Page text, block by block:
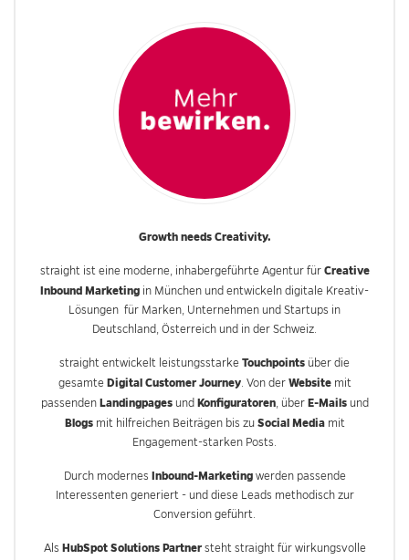
Growth needs Creativity.
straight ist eine moderne, inhabergeführte Agentur für Creative
Inbound Marketing in München und entwickeln digitale Kreativ-
Lösungen für Marken, Unternehmen und Startups in
Deutschland, Österreich und in der Schweiz.
straight entwickelt leistungsstarke Touchpoints über die
gesamte Digital Customer Journey. Von der Websitemit
passenden Landingpagesund Konfiguratoren, über E-Mailsund
Blogsmit hilfreichen Beiträgen bis zu Social Mediamit
Engagement-starken Posts.
Durch modernes Inbound-Marketingwerden passende
Interessenten generiert - und diese Leads methodisch zur
Conversion geführt.
Als HubSpot Solutions Partnersteht straight für wirkungsvolle